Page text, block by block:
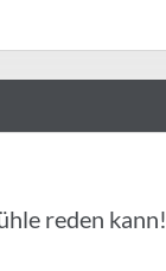
reden kann!